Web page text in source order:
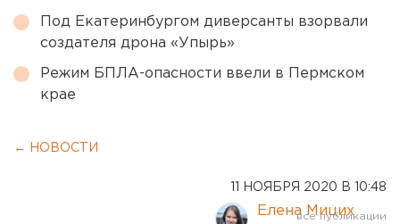
Под Екатеринбургом диверсанты взорвали
создателя дрона «Упырь»
Режим БПЛА-опасности ввели в Пермском
крае
← НОВОСТИ
11 НОЯБРЯ 2020 В 10:48
Елена Мицих